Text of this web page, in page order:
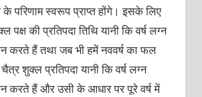
के परिणाम स्वरूप प्राप्त होंगे। इसके लिए
की प्रतिपदा तिथि यानी कि वर्ष लग्न
करते हैं तथा जब भी हमें नववर्ष का फल
शुक्ल प्रतिपदा यानी कि वर्ष लग्न
करते हैं और उसी के आधार पर पूरे वर्ष में